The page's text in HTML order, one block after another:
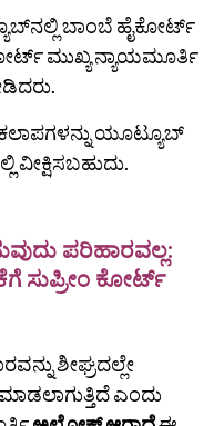
ಬಾಂಬೆ ಹೈಕೋರ್ಟ್‌
ಕೋರ್ಟ್‌ ಮುಖ್ಯ ನ್ಯಾಯಮೂರ್ತಿ
ಯೂಟ್ಯೂಬ್‌
ವೀಕ್ಷಿಸಬಹುದು.
ಪರಿಹಾರವಲ್ಲ:
ಸುಪ್ರೀಂ ಕೋರ್ಟ್
ಶೀಘ್ರದಲ್ಲೇ
ಮಾಡಲಾಗುತ್ತಿದೆ ಎಂದು